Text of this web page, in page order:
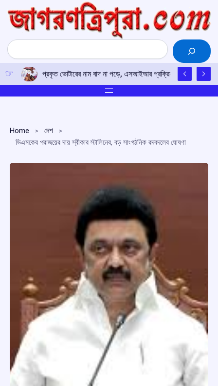
content
Search
প্রকৃত ভোটারের নাম বাদ না পড়ে, এসআইআর প্রক্রিয়ায় সতর্কতার
Home
দেশ
ডিএমকের পরাজয়ের দায় স্বীকার স্টালিনের, বড় সাংগঠনিক রদবদলের ঘোষণা